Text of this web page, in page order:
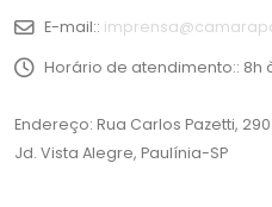
E-mail::
Horário de atendimento:: 8h
Endereço: Rua Carlos Pazetti, 290
Jd. Vista Alegre, Paulínia-SP